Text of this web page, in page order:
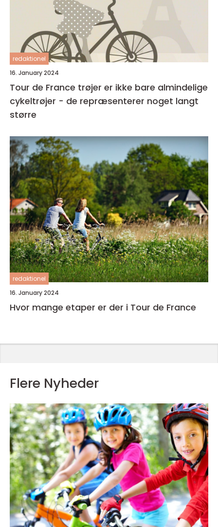
redaktionel
16. January 2024
Tour de France trøjer er ikke bare almindelige
cykeltrøjer - de repræsenterer noget langt
større
redaktionel
16. January 2024
Hvor mange etaper er der i Tour de France
Flere Nyheder